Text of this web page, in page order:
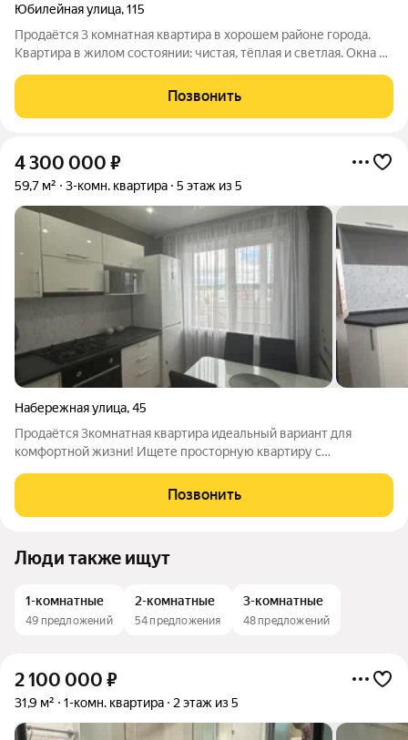
Юбилейная улица,115
Продаётся 3 комнатная квартира в хорошем районе города.
Квартира в жилом состоянии: чистая, тёплая и светлая. Окна и
большой семьи. Инфраструктура: рядом гимназия №9, детский
сад, остановка,
Позвонить
4 300 000 ₽
59,7 м² 3-комн. квартира 5 этаж из 5
Набережная улица,45
Продаётся 3комнатная квартира идеальный вариант для
комфортной жизни! Ищете просторную квартиру с
предложение для вас! Основные характеристики: площадь:
Позвонить
Люди также ищут
1-комнатные
49 предложений
2-комнатные
54 предложения
3-комнатные
48 предложений
2 100 000 ₽
31,9 м² 1-комн. квартира 2 этаж из 5